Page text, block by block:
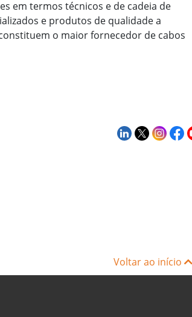
em termos técnicos e de cadeia de
e produtos de qualidade a
o maior fornecedor de cabos
Voltar ao início